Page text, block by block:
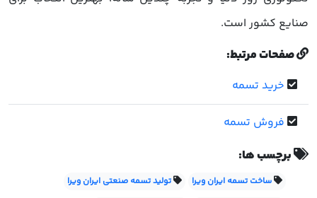
صنایع کشور است.
صفحات مرتبط:
خرید تسمه
فروش تسمه
برچسب ها:
ساخت تسمه ایران ویرا
تولید تسمه صنعتی ایران ویرا